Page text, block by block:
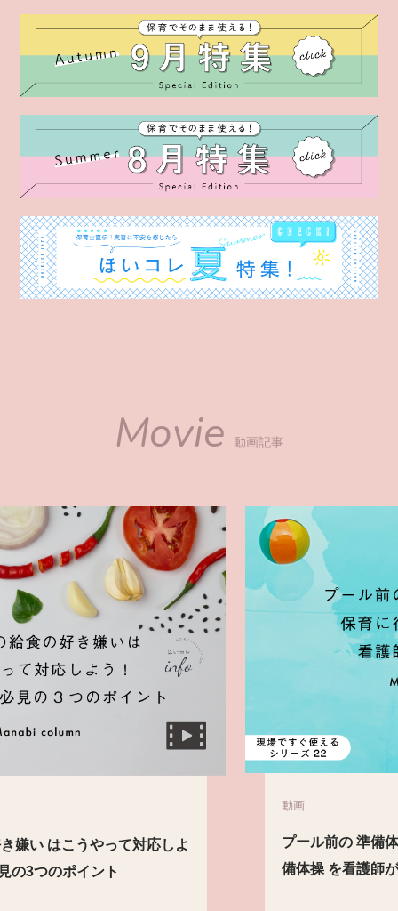
Movie 動画記事
プール前の 準備体操 は重要！保育に役立つ 準
備体操 を看護師が動画で解説